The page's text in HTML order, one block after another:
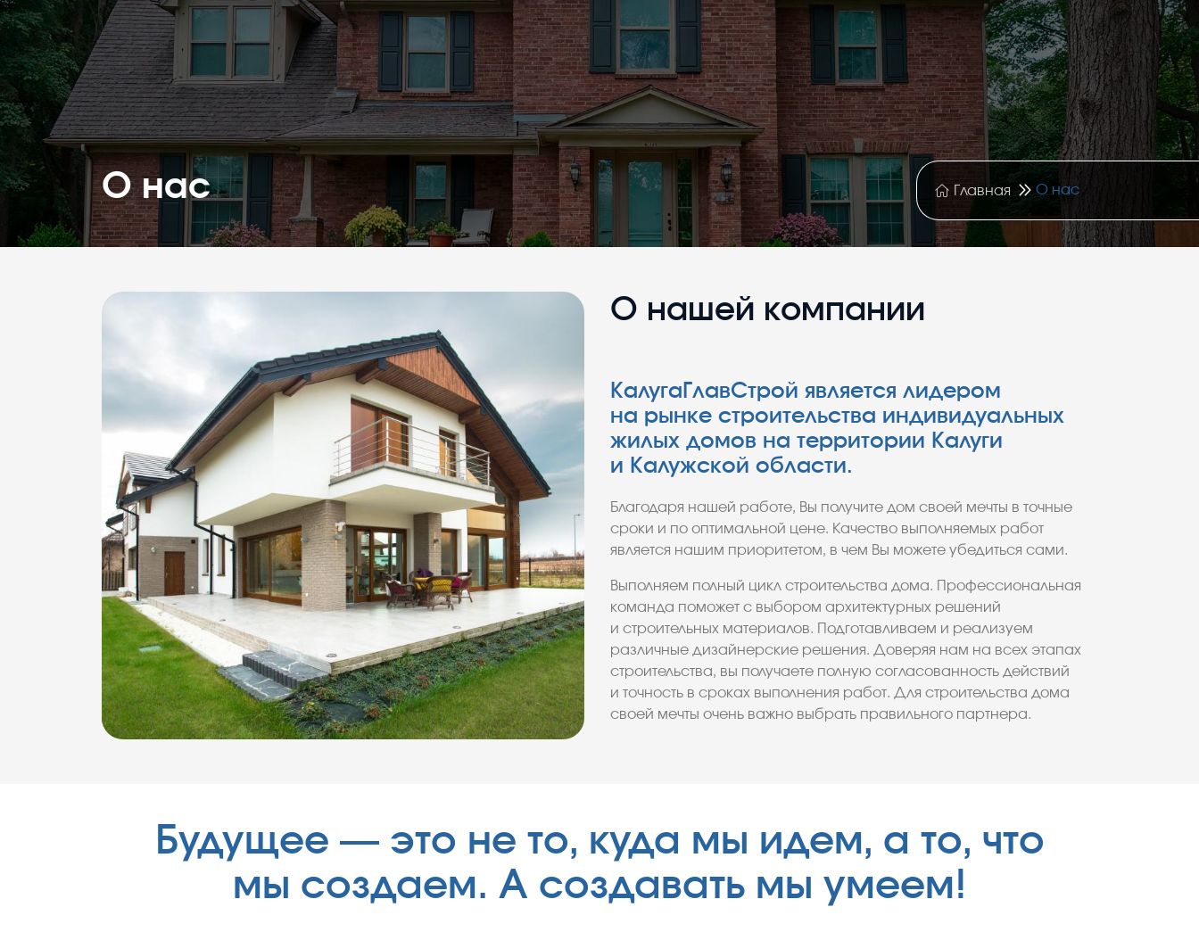
О нас Главная О нас
О нашей компании
КалугаГлавСтрой является лидером
на рынке строительства индивидуальных
жилых домов на территории Калуги
и Калужской области.
Благодаря нашей работе, Вы получите дом своей мечты в точные
сроки и по оптимальной цене. Качество выполняемых работ
является нашим приоритетом, в чем Вы можете убедиться сами.
Выполняем полный цикл строительства дома. Профессиональная
команда поможет с выбором архитектурных решений
и строительных материалов. Подготавливаем и реализуем
различные дизайнерские решения. Доверяя нам на всех этапах
строительства, вы получаете полную согласованность действий
и точность в сроках выполнения работ. Для строительства дома
своей мечты очень важно выбрать правильного партнера.
Будущее — это не то, куда мы идем, а то, что
мы создаем. А создавать мы умеем!